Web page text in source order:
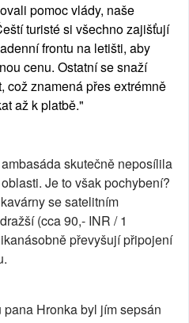
pomoc vlády, naše
turisté si všechno zajišťují
frontu na letišti, aby
cenu. Ostatní se snaží
což znamená přes extrémně
až k platbě."
skutečně neposílila
Je to však pochybení?
se satelitním
(cca 90,- INR / 1
převyšují připojení
Hronka byl jím sepsán